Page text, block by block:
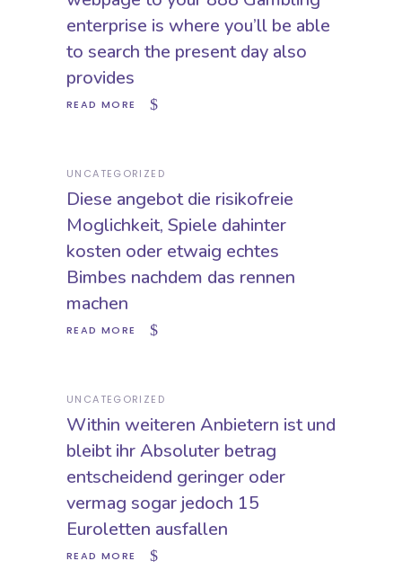
enterprise is where you’ll be able
to search the present day also
provides
READ MORE
UNCATEGORIZED
Diese angebot die risikofreie
Moglichkeit, Spiele dahinter
kosten oder etwaig echtes
Bimbes nachdem das rennen
machen
READ MORE
UNCATEGORIZED
Within weiteren Anbietern ist und
bleibt ihr Absoluter betrag
entscheidend geringer oder
vermag sogar jedoch 15
Euroletten ausfallen
READ MORE